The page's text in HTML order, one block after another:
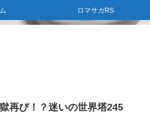
ロマサガRS
再び！？迷いの世界塔245